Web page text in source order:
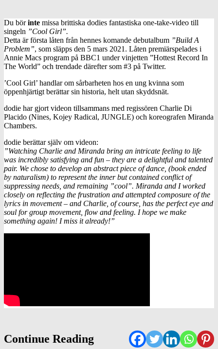
Du börinte missa brittiska dodies fantastiska one-take-video till
singeln ”Cool Girl”.
Detta är första låten från hennes komande debutalbum ”Build A
Problem”, som släpps den 5 mars 2021. Låten premiärspelades i
Annie Macs program på BBC1 under vinjetten ”Hottest Record In
The World” och trendade därefter som #3 på Twitter.
’Cool Girl’ handlar om sårbarheten hos en ung kvinna som
öppenhjärtigt berättar sin historia, helt utan skyddsnät.
dodie har gjort videon tillsammans med regissören Charlie Di
Placido (Nines, Kojey Radical, JUNGLE) och koreografen Miranda
Chambers.
dodie berättar själv om videon:
”Watching Charlie and Miranda bring an intricate feeling to life
was incredibly satisfying and fun – they are a delightful and talented
pair. We chose to develop an abstract piece of dance, (book ended
by naturalism) to represent the inner but contained conflict of
suppressing needs, and remaining ”cool”. Miranda and I worked
closely on reflecting the frustration and attempted composure of the
lyrics in movement – and Charlie, of course, has the perfect eye and
soul for group movement, flow and feeling. I hope we make
something again! I miss it already!”
Continue Reading